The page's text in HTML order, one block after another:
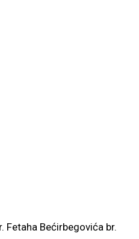
Fetaha Bećirbegovića br.